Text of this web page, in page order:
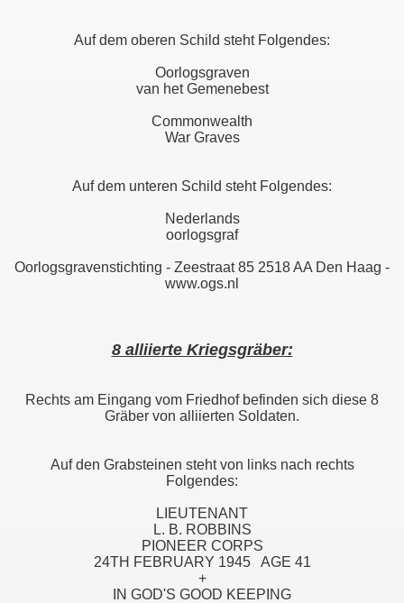
Auf dem oberen Schild steht Folgendes:
Oorlogsgraven
van het Gemenebest
Commonwealth
War Graves
Auf dem unteren Schild steht Folgendes:
Nederlands
oorlogsgraf
Oorlogsgravenstichting - Zeestraat 85 2518 AA Den Haag -
www.ogs.nl
8 alliierte Kriegsgräber:
Rechts am Eingang vom Friedhof befinden sich diese 8
Gräber von alliierten Soldaten.
Auf den Grabsteinen steht von links nach rechts
Folgendes:
LIEUTENANT
L. B. ROBBINS
PIONEER CORPS
24TH FEBRUARY 1945 AGE 41
+
IN GOD'S GOOD KEEPING